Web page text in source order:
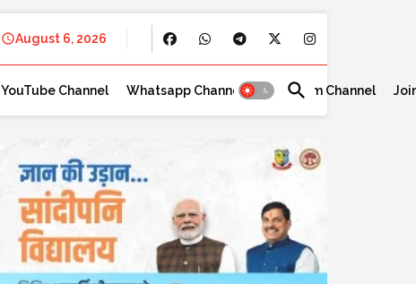
August 6, 2026
YouTube Channel Whatsapp Channel Telegram Channel